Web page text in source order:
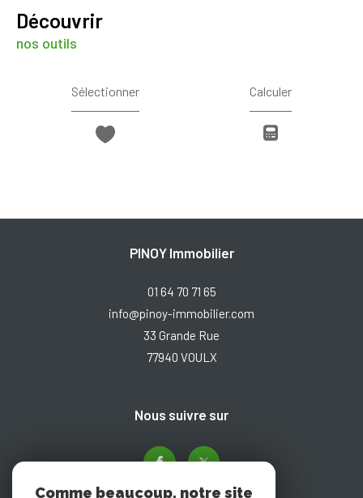
découvrir
nos outils
Sélectionner Calculer
PINOY Immobilier
01 64 70 71 65
info@pinoy-immobilier.com
33 Grande Rue
77940
VOULX
nous suivre sur
Comme beaucoup, notre site